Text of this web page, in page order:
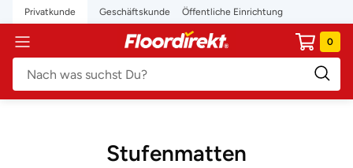
Direkt
zum
Inhalt
Privatkunde Geschäftskunde Öffentliche Einrichtung
Navigation
floordirekt.de
0
Stufenmatten